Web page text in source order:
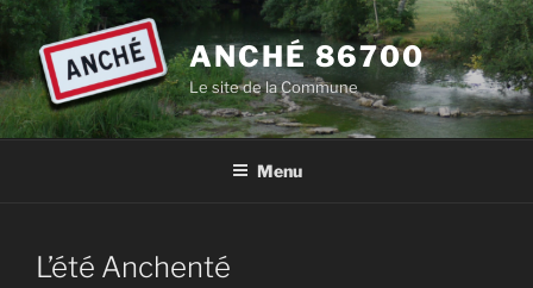
Aller
contenu
principal
ANCHÉ 86700
Le site de la Commune
Menu
L’été Anchenté